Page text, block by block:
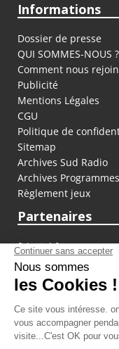
Informations
Dossier de presse
QUI SOMMES-NOUS ?
Comment nous
Publicité
Mentions Légales
CGU
Politique de
Sitemap
Archives Sud Radio
Archives Programmes
Règlement jeux
Partenaires
fiducial.fr
lyoncapitale.fr
olympique-et-
L'application